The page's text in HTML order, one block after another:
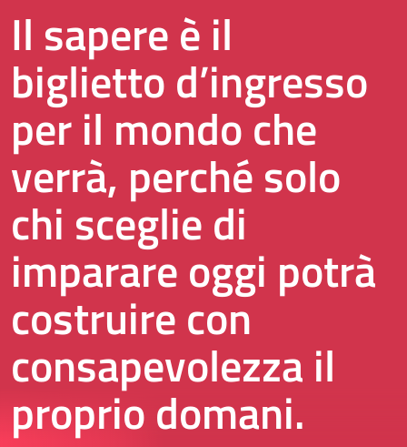
Il sapere è il
biglietto d’ingresso
per il mondo che
verrà, perché solo
chi sceglie di
imparare oggi potrà
costruire con
consapevolezza il
proprio domani.